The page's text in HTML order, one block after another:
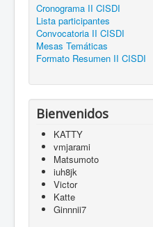
Cronograma II CISDI
Lista participantes
Convocatoria II CISDI
Mesas Temáticas
Formato Resumen II CISDI
Bienvenidos
KATTY
vmjarami
Matsumoto
iuh8jk
Victor
Katte
Ginnnii7